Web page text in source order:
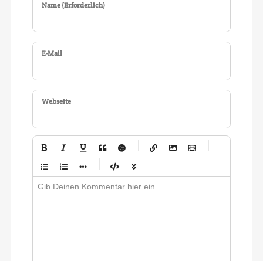
Name (Erforderlich)
E-Mail
Webseite
-
-
-